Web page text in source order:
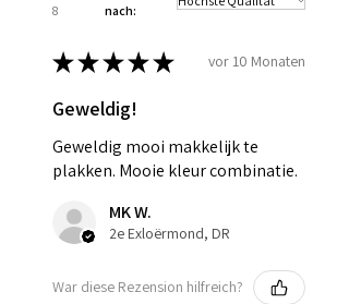
8
nach:
★★★★★ vor 10 Monaten
Geweldig!
Geweldig mooi makkelijk te
plakken. Mooie kleur combinatie.
MK W.
2e Exloërmond, DR
War diese Rezension hilfreich?